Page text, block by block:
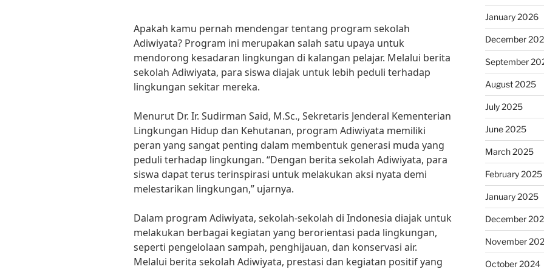
Apakah kamu pernah mendengar tentang program sekolah
Adiwiyata? Program ini merupakan salah satu upaya untuk
mendorong kesadaran lingkungan di kalangan pelajar. Melalui berita
sekolah Adiwiyata, para siswa diajak untuk lebih peduli terhadap
lingkungan sekitar mereka.
Menurut Dr. Ir. Sudirman Said, M.Sc., Sekretaris Jenderal Kementerian
Lingkungan Hidup dan Kehutanan, program Adiwiyata memiliki
peran yang sangat penting dalam membentuk generasi muda yang
peduli terhadap lingkungan. “Dengan berita sekolah Adiwiyata, para
siswa dapat terus terinspirasi untuk melakukan aksi nyata demi
melestarikan lingkungan,” ujarnya.
Dalam program Adiwiyata, sekolah-sekolah di Indonesia diajak untuk
melakukan berbagai kegiatan yang berorientasi pada lingkungan,
seperti pengelolaan sampah, penghijauan, dan konservasi air.
Melalui berita sekolah Adiwiyata, prestasi dan kegiatan positif yang
January 2026
December
September
August 2025
July 2025
June 2025
March 2025
February 2025
January 2025
December
November
October 2024